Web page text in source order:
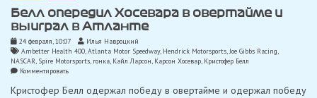
Белл опередил Хосевара в овертайме и
выиграл в Атланте
24 февраля, 10:07
Илья Навроцкий
Ambetter Health 400,Atlanta Motor Speedway, Hendrick Motorsports,Joe Gibbs Racing
NASCAR, Spire Motorsports, гонка, Кайл Ларсон, Карсон Хосевар, Кристофер Белл
Комментироватьon
опередил
Кристофер Белл одержал победу в овертайме и одержал победу